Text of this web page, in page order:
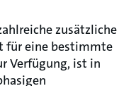
zusätzliche
für eine bestimmte
Verfügung, ist in